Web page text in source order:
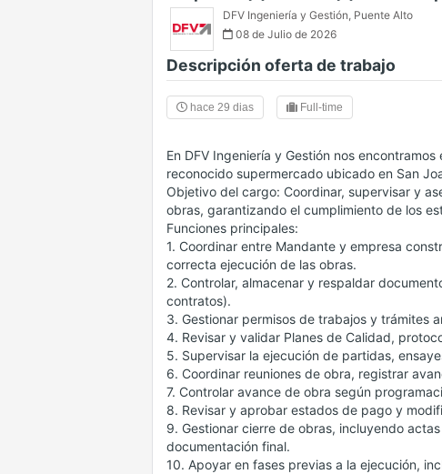
DFV Ingeniería y Gestión, Puente Alto
08 de Julio de 2026
Descripción oferta de trabajo
hace 29 dias Full-time
En DFV Ingeniería y Gestión nos
reconocido supermercado ubicado en San
Objetivo del cargo: Coordinar, supervisar y
obras, garantizando el cumplimiento de los
Funciones principales:
1. Coordinar entre Mandante y empresa
correcta ejecución de las obras.
2. Controlar, almacenar y respaldar
contratos).
3. Gestionar permisos de trabajos y trámites
4. Revisar y validar Planes de Calidad,
5. Supervisar la ejecución de partidas,
6. Coordinar reuniones de obra, registrar
7. Controlar avance de obra según
8. Revisar y aprobar estados de pago y
9. Gestionar cierre de obras, incluyendo
documentación final.
10. Apoyar en fases previas a la ejecución,